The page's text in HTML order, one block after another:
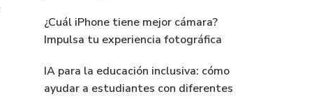
¿Cuál iPhone tiene mejor cámara?
Impulsa tu experiencia fotográfica
IA para la educación inclusiva: cómo
ayudar a estudiantes con diferentes